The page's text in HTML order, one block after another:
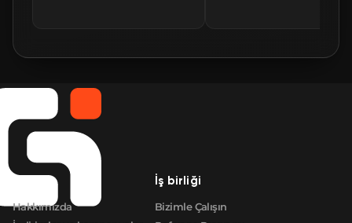
FN
Şirket
Hakkımızda
İş birliği
Bizimle Çalışın